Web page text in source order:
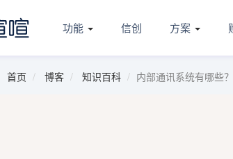
功能 信创 方案
首页 博客 知识百科 内部通讯系统有哪些